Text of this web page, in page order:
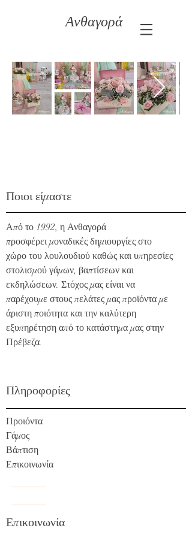
Ανθαγορά
Ποιοι είμαστε
Από το 1992, η Ανθαγορά
προσφέρει μοναδικές δημιουργίες στο
χώρο του λουλουδιού καθώς και υπηρεσίες
στολισμού γάμων, βαπτίσεων και
εκδηλώσεων. Στόχος μας είναι να
παρέχουμε στους πελάτες μας προϊόντα με
άριστη ποιότητα και την καλύτερη
εξυπηρέτηση από το κατάστημα μας στην
Πρέβεζα.
Πληροφορίες
Προιόντα
Γάμος
Βάπτιση
Επικοινωνία
Επικοινωνία